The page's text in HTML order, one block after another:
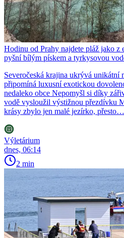
Hodinu od Prahy najdete pláž jako
pyšní bílým pískem a tyrkysovou
Severočeská krajina ukrývá unikátní
připomíná luxusní exotickou
nedaleko obce Nepomyšl si díky
vodě vysloužil výstižnou přezdívku
krásy zbylo jen malé jezírko, přesto…
Výletárium
dnes, 06:14
2 min